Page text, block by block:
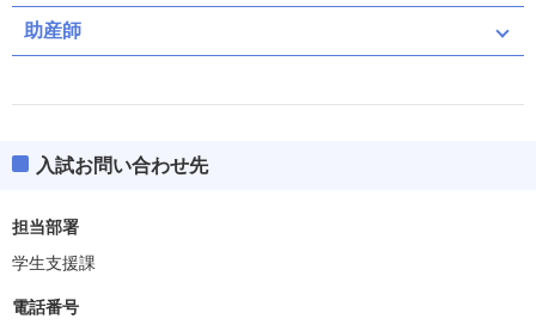
助産師
入試お問い合わせ先
担当部署
学生支援課
電話番号